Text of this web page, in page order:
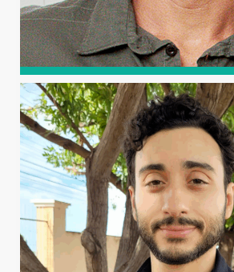
DIEGO
OLIVEIRA
Possui graduação em Química
mestrado em Química Orgânica
sanduíche em Química (2011) pela
do Ceará, com período na Università